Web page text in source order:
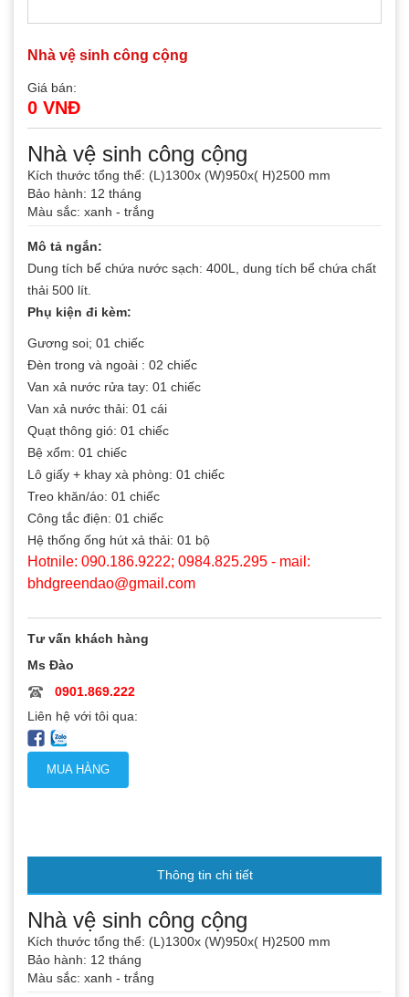
Nhà vệ sinh công cộng
Giá bán:
0 VNĐ
Nhà vệ sinh công cộng
Kích thước tổng thể: (L)1300x (W)950x( H)2500 mm
Bảo hành: 12 tháng
Màu sắc: xanh - trắng
Mô tả ngắn:
Dung tích bể chứa nước sạch: 400L, dung tích bể chứa chất
thải 500 lít.
Phụ kiện đi kèm:
Gương soi; 01 chiếc
Đèn trong và ngoài : 02 chiếc
Van xả nước rửa tay: 01 chiếc
Van xả nước thải: 01 cái
Quạt thông gió: 01 chiếc
Bệ xổm: 01 chiếc
Lô giấy + khay xà phòng: 01 chiếc
Treo khăn/áo: 01 chiếc
Công tắc điện: 01 chiếc
Hệ thống ống hút xả thải: 01 bộ
Hotnile: 090.186.9222; 0984.825.295 - mail:
bhdgreendao@gmail.com
Tư vấn khách hàng
Ms Đào
0901.869.222
Liên hệ với tôi qua:
MUA HÀNG
Thông tin chi tiết
Nhà vệ sinh công cộng
Kích thước tổng thể: (L)1300x (W)950x( H)2500 mm
Bảo hành: 12 tháng
Màu sắc: xanh - trắng